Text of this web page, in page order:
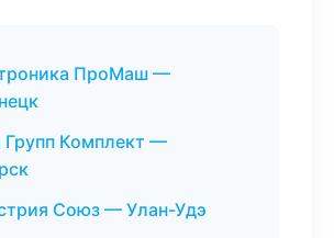
ПроМаш —
Групп Комплект —
Союз — Улан-Удэ